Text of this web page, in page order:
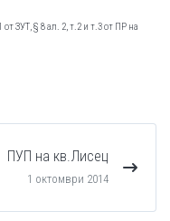
ЗУТ, § 8 ал. 2, т.2 и т.3 от ПР на
ПУП на кв.Лисец
1 октомври 2014